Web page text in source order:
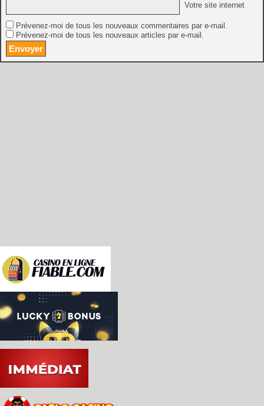
Votre site internet
Prévenez-moi de tous les nouveaux commentaires par e-mail.
Prévenez-moi de tous les nouveaux articles par e-mail.